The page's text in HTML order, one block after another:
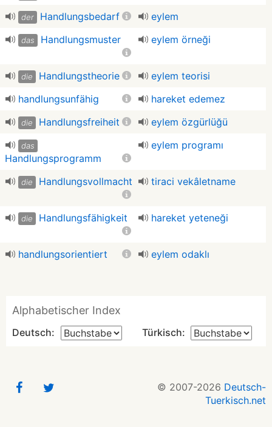
der Handlungsbedarf eylem
das Handlungsmuster eylem örneği
die Handlungstheorie
eylem teorisi
handlungsunfähig
hareket edemez
die Handlungsfreiheit eylem özgürlüğü
das
Handlungsprogramm
eylem programı
die Handlungsvollmacht tiraci vekâletname
die Handlungsfähigkeit hareket yeteneği
handlungsorientiert eylem odaklı
Alphabetischer Index
Deutsch: Türkisch:
© 2007-2026 Deutsch-
Tuerkisch.net